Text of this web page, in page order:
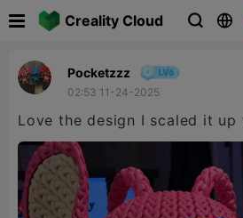
Creality Cloud  
Pocketzzz
02:53 11-24-2025
Love the design I scaled it up